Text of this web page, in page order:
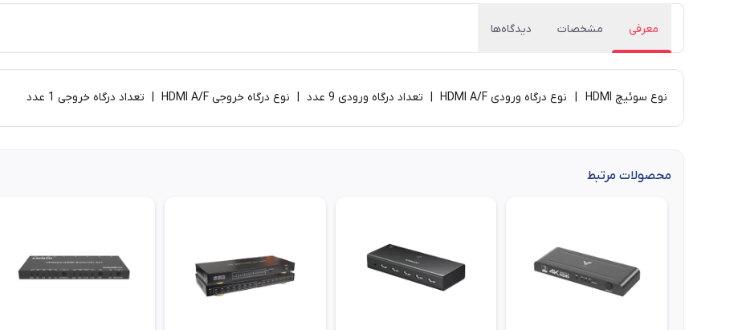
معرفی مشخصات دیدگاه‌ها
نوع سوئیچ HDMI | نوع درگاه ورودی HDMI A/F | تعداد درگاه ورودی 9 عدد | نوع درگاه خروجی HDMI A/F | تعداد درگاه خروجی 1 عدد
محصولات مرتبط